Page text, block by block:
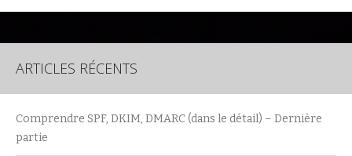
ARTICLES RÉCENTS
Comprendre SPF, DKIM, DMARC (dans le détail) – Dernière
partie